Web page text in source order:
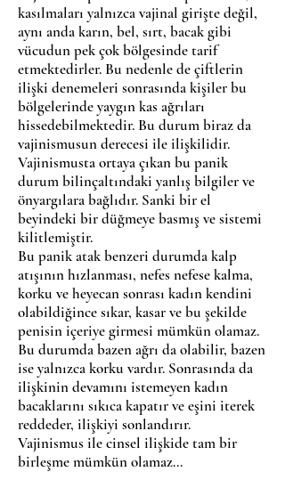
kasılmaları yalnızca vajinal girişte değil,
aynı anda karın, bel, sırt, bacak gibi
vücudun pek çok bölgesinde tarif
etmektedirler. Bu nedenle de çiftlerin
ilişki denemeleri sonrasında kişiler bu
bölgelerinde yaygın kas ağrıları
hissedebilmektedir. Bu durum biraz da
vajinismusun derecesi ile ilişkilidir.
Vajinismusta ortaya çıkan bu panik
durum bilinçaltındaki yanlış bilgiler ve
önyargılara bağlıdır. Sanki bir el
beyindeki bir düğmeye basmış ve sistemi
kilitlemiştir.
Bu panik atak benzeri durumda kalp
atışının hızlanması, nefes nefese kalma,
korku ve heyecan sonrası kadın kendini
olabildiğince sıkar, kasar ve bu şekilde
penisin içeriye girmesi mümkün olamaz.
Bu durumda bazen ağrı da olabilir, bazen
ise yalnızca korku vardır. Sonrasında da
ilişkinin devamını istemeyen kadın
bacaklarını sıkıca kapatır ve eşini iterek
reddeder, ilişkiyi sonlandırır.
Vajinismus ile cinsel ilişkide tam bir
birleşme mümkün olamaz…